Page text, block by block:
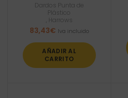
Dardos Punta de
Plástico
Harrows
83,43€ Iva incluido
AÑADIR AL
CARRITO